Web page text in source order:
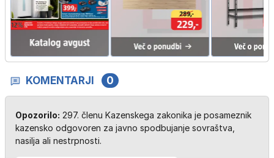
KOMENTARJI 0
Opozorilo: 297. členu Kazenskega zakonika je posameznik
kazensko odgovoren za javno spodbujanje sovraštva,
nasilja ali nestrpnosti.